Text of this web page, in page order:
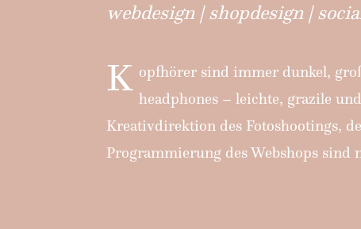
webdesign | shopdesign |
K opfhörer sind immer dunkel,
headphones – leichte, grazile
Kreativdirektion des Fotoshootings,
Programmierung des Webshops